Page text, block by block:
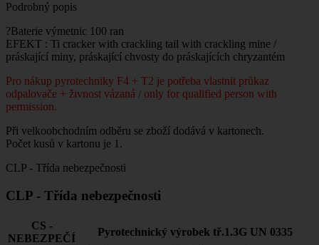
Podrobný popis
?Baterie výmetnic 100 ran
EFEKT : Ti cracker with crackling tail with crackling mine /
práskající miny, práskající chvosty do práskajících chryzantém
Pro nákup pyrotechniky F4 + T2 je potřeba vlastnit průkaz
odpalovače + živnost vázaná / only for qualified person with
permission.
Při velkoobchodním odběru se zboží dodává v kartonech.
Počet kusů v kartonu je 1.
CLP - Třída nebezpečnosti
CLP - Třída nebezpečnosti
CS -
NEBEZPEČÍ
Pyrotechnický výrobek tř.1.3G UN 0335